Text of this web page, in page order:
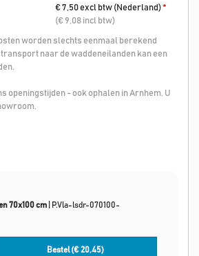
€ 7,50 excl btw (Nederland)*
(€ 9,08 incl btw)
worden slechts eenmaal berekend
transport naar de waddeneilanden kan een
openingstijden - ook ophalen in Arnhem. U
70x100 cm
P.Vla-lsdr-070100-
Bestel (€20,45)